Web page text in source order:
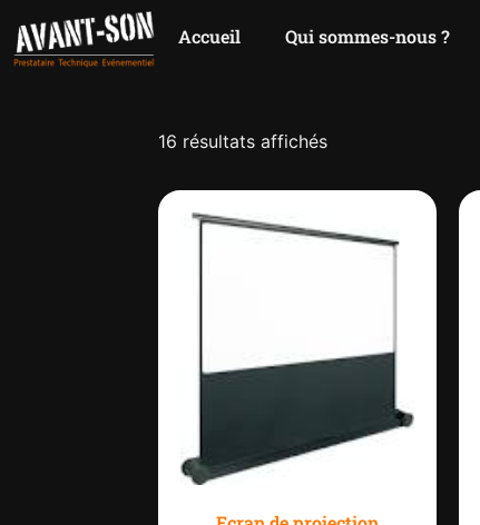
Accueil Qui sommes-nous ?
16 résultats affichés